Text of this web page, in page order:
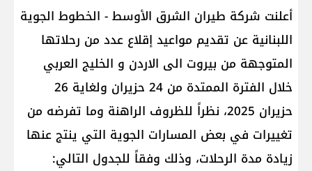
أعلنت شركة طيران الشرق الأوسط - الخطوط الجوية
اللبنانية عن تقديم مواعيد إقلاع عدد من رحلاتها
المتوجهة من بيروت الى الاردن و الخليج العربي
خلال الفترة الممتدة من 24 حزيران ولغاية 26
حزيران 2025، نظراً للظروف الراهنة وما تفرضه من
تغييرات في بعض المسارات الجوية التي ينتج عنها
زيادة مدة الرحلات، وذلك وفقاً للجدول التالي: